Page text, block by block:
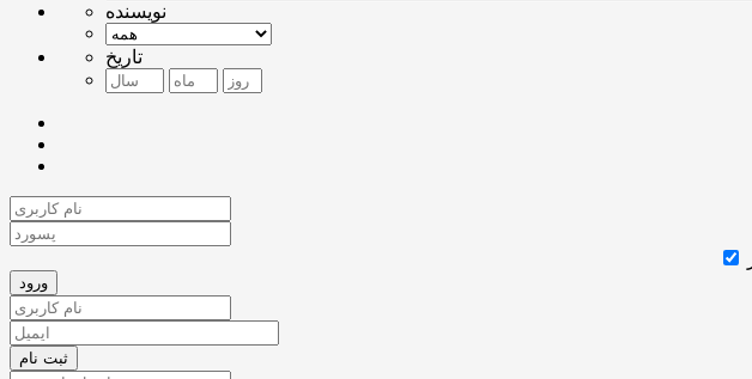
نویسنده
تاریخ